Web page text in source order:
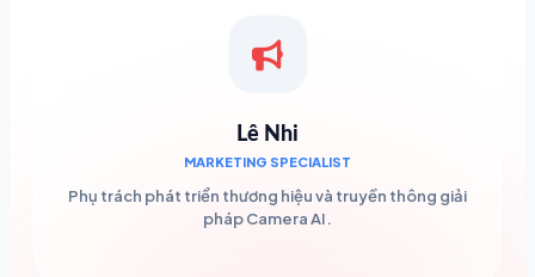
Lê Nhi
MARKETING SPECIALIST
Phụ trách phát triển thương hiệu và truyền thông giải
pháp Camera AI.